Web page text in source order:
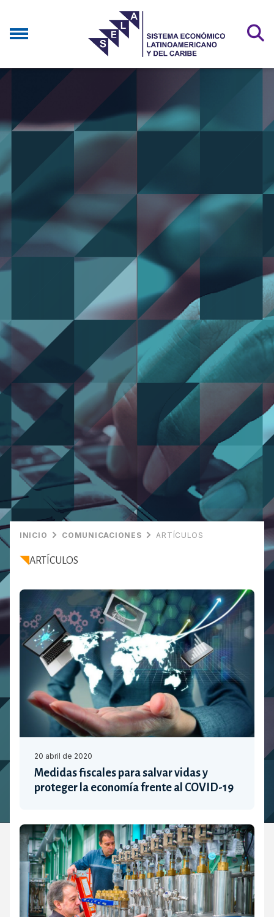
INICIO COMUNICACIONES ARTÍCULOS
ARTÍCULOS
20 abril de 2020
Medidas fiscales para salvar vidas y
proteger la economía frente al COVID-19